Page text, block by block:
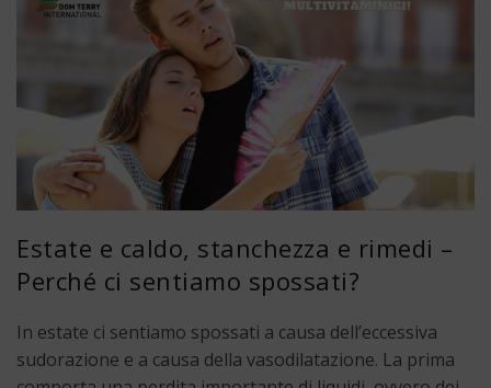
Estate e caldo, stanchezza e rimedi –
Perché ci sentiamo spossati?
In estate ci sentiamo spossati a causa dell’eccessiva
sudorazione e a causa della vasodilatazione. La prima